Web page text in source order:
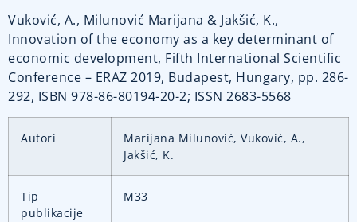
Vuković, A., Milunović Marijana & Jakšić, K.,
Innovation of the economy as a key determinant of
economic development, Fifth International Scientific
Conference – ERAZ 2019, Budapest, Hungary, pp. 286-
292, ISBN 978-86-80194-20-2; ISSN 2683-5568
Autori
Marijana Milunović, Vuković, A.,
Jakšić, K.
Tip
publikacije
M33